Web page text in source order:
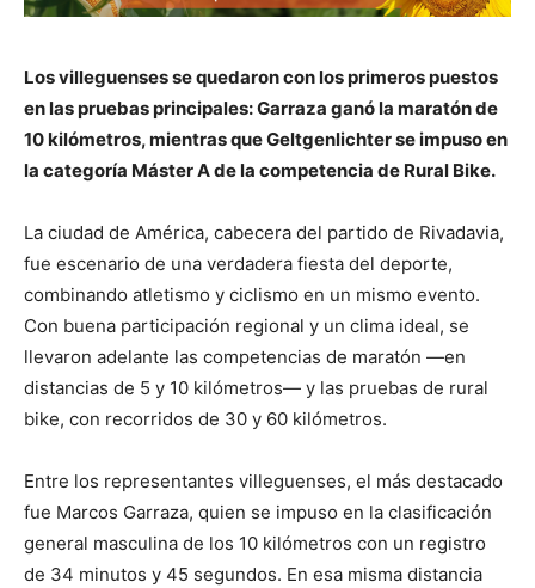
Los villeguenses se quedaron con los primeros puestos
en las pruebas principales: Garraza ganó la maratón de
10 kilómetros, mientras que Geltgenlichter se impuso en
la categoría Máster A de la competencia de Rural Bike.
La ciudad de América, cabecera del partido de Rivadavia,
fue escenario de una verdadera fiesta del deporte,
combinando atletismo y ciclismo en un mismo evento.
Con buena participación regional y un clima ideal, se
llevaron adelante las competencias de maratón —en
distancias de 5 y 10 kilómetros— y las pruebas de rural
bike, con recorridos de 30 y 60 kilómetros.
Entre los representantes villeguenses, el más destacado
fue Marcos Garraza, quien se impuso en la clasificación
general masculina de los 10 kilómetros con un registro
de 34 minutos y 45 segundos. En esa misma distancia